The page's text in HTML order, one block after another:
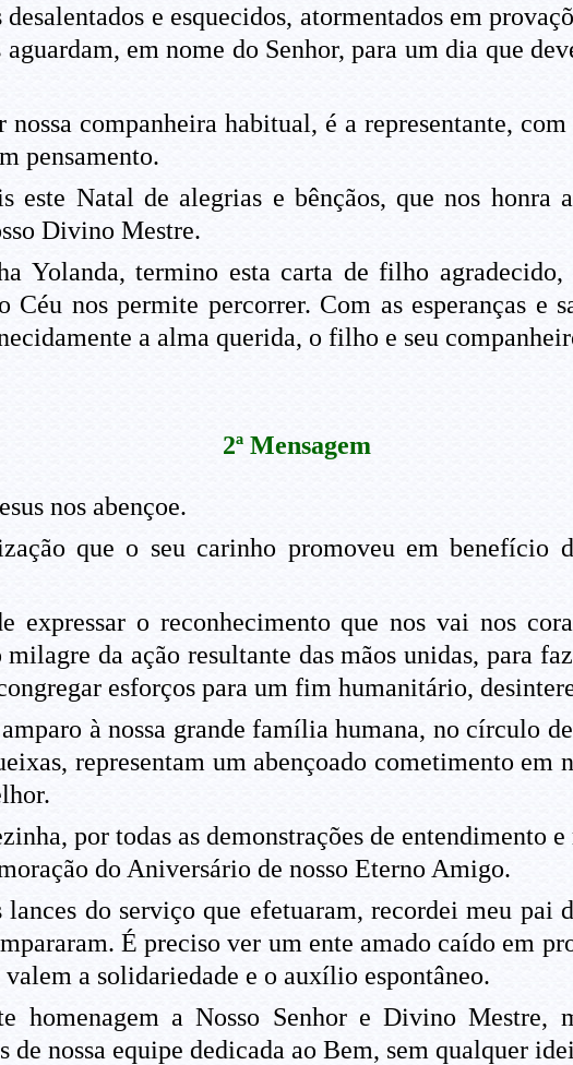
e esquecidos, atormentados em
em nome do Senhor, para um dia que
companheira habitual, é a representante,
pensamento.
este Natal de alegrias e bênçãos, que nos honra
Divino Mestre.
Yolanda, termino esta carta de filho agradecido,
Céu nos permite percorrer. Com as esperanças e
a alma querida, o filho e seu
2ª Mensagem
nos abençoe.
que o seu carinho promoveu em benefício
expressar o reconhecimento que nos vai nos
da ação resultante das mãos unidas, para
esforços para um fim humanitário,
à nossa grande família humana, no círculo de
representam um abençoado cometimento em
por todas as demonstrações de entendimento
do Aniversário de nosso Eterno Amigo.
do serviço que efetuaram, recordei meu pai
É preciso ver um ente amado caído em
valem a solidariedade e o auxílio espontâneo.
homenagem a Nosso Senhor e Divino
de nossa equipe dedicada ao Bem, sem qualquer